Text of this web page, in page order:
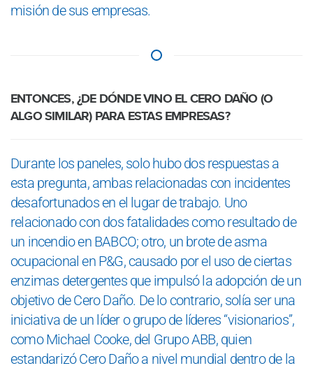
misión de sus empresas.
ENTONCES, ¿DE DÓNDE VINO EL CERO DAÑO (O
ALGO SIMILAR) PARA ESTAS EMPRESAS?
Durante los paneles, solo hubo dos respuestas a
esta pregunta, ambas relacionadas con incidentes
desafortunados en el lugar de trabajo. Uno
relacionado con dos fatalidades como resultado de
un incendio en BABCO; otro, un brote de asma
ocupacional en P&G, causado por el uso de ciertas
enzimas detergentes que impulsó la adopción de un
objetivo de Cero Daño. De lo contrario, solía ser una
iniciativa de un líder o grupo de líderes “visionarios”,
como Michael Cooke, del Grupo ABB, quien
estandarizó Cero Daño a nivel mundial dentro de la